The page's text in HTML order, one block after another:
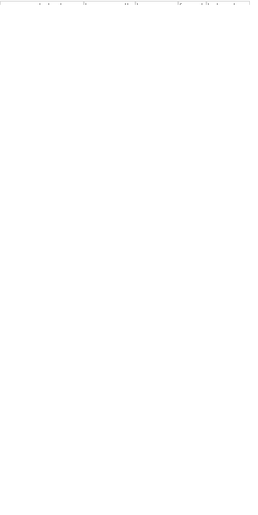
grønnsaksbuljong
kruspersille baguette fransk løkpulver